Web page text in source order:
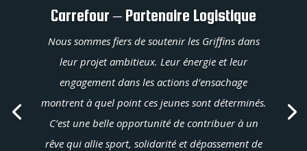
Carrefour – Partenaire Logistique
Nous sommes fiers de soutenir les Griffins dans
leur projet ambitieux. Leur énergie et leur
engagement dans les actions d’ensachage
montrent à quel point ces jeunes sont déterminés.
C’est une belle opportunité de contribuer à un
rêve qui allie sport, solidarité et dépassement de